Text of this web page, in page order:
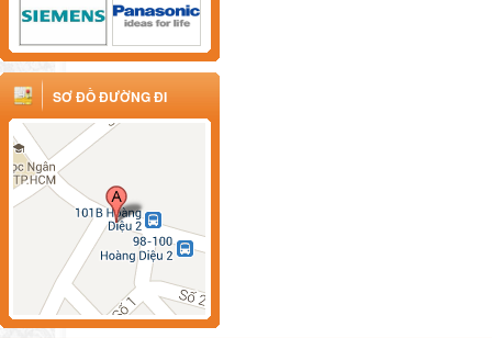
SƠ ĐỒ ĐƯỜNG ĐI